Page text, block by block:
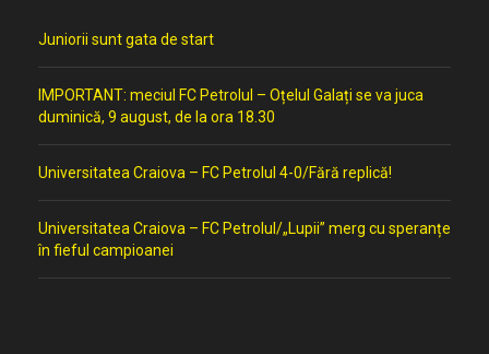
Juniorii sunt gata de start
IMPORTANT: meciul FC Petrolul – Oțelul Galați se va juca
duminică, 9 august, de la ora 18.30
Universitatea Craiova – FC Petrolul 4-0/Fără replică!
Universitatea Craiova – FC Petrolul/„Lupii” merg cu speranțe
în fieful campioanei